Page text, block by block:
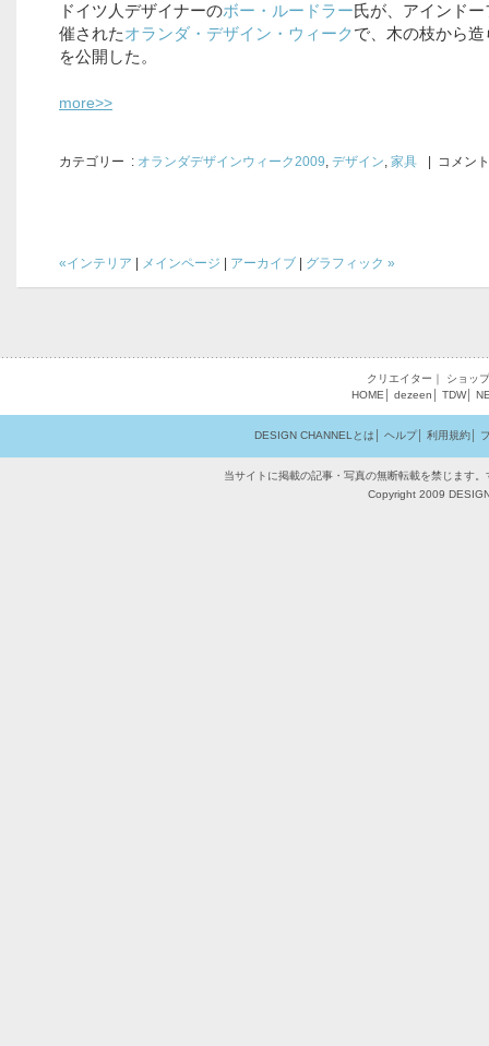
ドイツ人デザイナーのボー・ルードラー氏が、アインド
催されたオランダ・デザイン・ウィークで、木の枝から
を公開した。
more>>
カテゴリー : オランダデザインウィーク2009, デザイン, 家具 | コメン
«インテリア メインページ アーカイブ グラフィック »
クリエイター ｜ ショップ
HOME
dezeen TDW│
DESIGN CHANNELとは ヘルプ│ 利用規約│
当サイトに掲載の記事・写真の無断転載を禁じます
Copyright 2009